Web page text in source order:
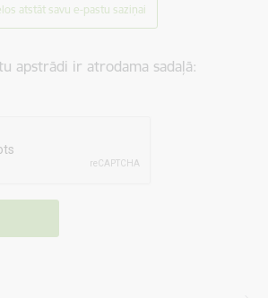
atstāt savu e-pastu saziņai
apstrādi ir atrodama sadaļā: